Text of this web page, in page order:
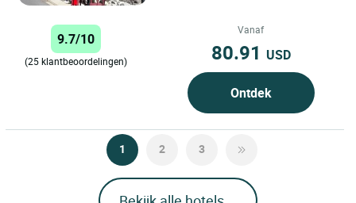
aangename omgeving voor...
9.7/10
(25 klantbeoordelingen)
Vanaf
80.91 USD
Ontdek
1 2 3